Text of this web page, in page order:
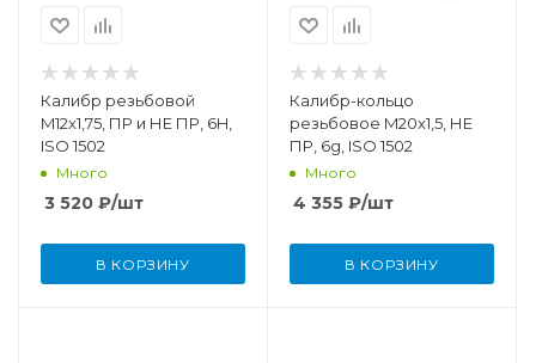
Калибр резьбовой
M12x1,75, ПР и НЕ ПР, 6H,
ISO 1502
Много
3 520 ₽/шт
В КОРЗИНУ
Калибр-кольцо
резьбовое M20x1,5, НЕ
ПР, 6g, ISO 1502
Много
4 355 ₽/шт
В КОРЗИНУ